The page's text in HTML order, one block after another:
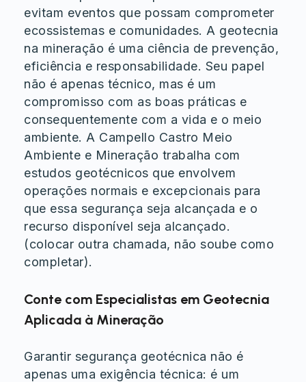
evitam eventos que possam comprometer
ecossistemas e comunidades. A geotecnia
na mineração é uma ciência de prevenção,
eficiência e responsabilidade. Seu papel
não é apenas técnico, mas é um
compromisso com as boas práticas e
consequentemente com a vida e o meio
ambiente. A Campello Castro Meio
Ambiente e Mineração trabalha com
estudos geotécnicos que envolvem
operações normais e excepcionais para
que essa segurança seja alcançada e o
recurso disponível seja alcançado.
(colocar outra chamada, não soube como
completar).
Conte com Especialistas em Geotecnia
Aplicada à Mineração
Garantir segurança geotécnica não é
apenas uma exigência técnica: é um